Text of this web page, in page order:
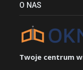
O NAS
Twoje centrum